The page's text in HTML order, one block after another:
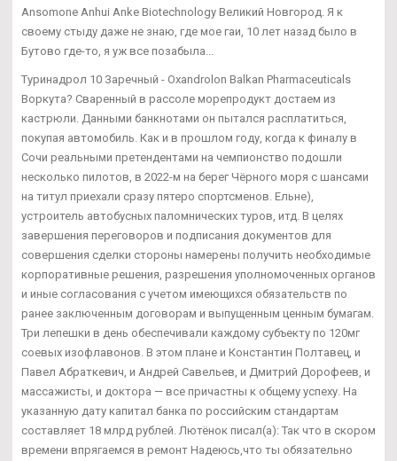
Ansomone Anhui Anke Biotechnology Великий Новгород. Я к
своему стыду даже не знаю, где мое гаи, 10 лет назад было в
Бутово где-то, я уж все позабыла...
Туринадрол 10 Заречный - Oxandrolon Balkan Pharmaceuticals
Воркута? Сваренный в рассоле морепродукт достаем из
кастрюли. Данными банкнотами он пытался расплатиться,
покупая автомобиль. Как и в прошлом году, когда к финалу в
Сочи реальными претендентами на чемпионство подошли
несколько пилотов, в 2022-м на берег Чёрного моря с шансами
на титул приехали сразу пятеро спортсменов. Ельне),
устроитель автобусных паломнических туров, итд. В целях
завершения переговоров и подписания документов для
совершения сделки стороны намерены получить необходимые
корпоративные решения, разрешения уполномоченных органов
и иные согласования с учетом имеющихся обязательств по
ранее заключенным договорам и выпущенным ценным бумагам.
Три лепешки в день обеспечивали каждому субъекту по 120мг
соевых изофлавонов. В этом плане и Константин Полтавец, и
Павел Абраткевич, и Андрей Савельев, и Дмитрий Дорофеев, и
массажисты, и доктора — все причастны к общему успеху. На
указанную дату капитал банка по российским стандартам
составляет 18 млрд рублей. Лютёнок писал(а): Так что в скором
времени впрягаемся в ремонт Надеюсь,что ты обязательно